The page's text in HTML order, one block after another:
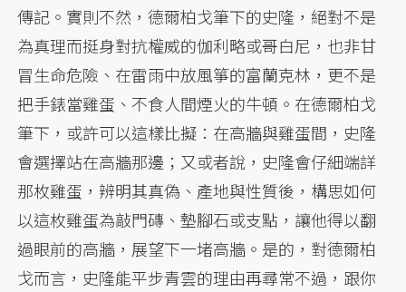
傳記。實則不然，德爾柏戈筆下的史隆，絕對不是
為真理而挺身對抗權威的伽利略或哥白尼，也非甘
冒生命危險、在雷雨中放風箏的富蘭克林，更不是
把手錶當雞蛋、不食人間煙火的牛頓。在德爾柏戈
筆下，或許可以這樣比擬：在高牆與雞蛋間，史隆
會選擇站在高牆那邊；又或者說，史隆會仔細端詳
那枚雞蛋，辨明其真偽、產地與性質後，構思如何
以這枚雞蛋為敲門磚、墊腳石或支點，讓他得以翻
過眼前的高牆，展望下一堵高牆。是的，對德爾柏
戈而言，史隆能平步青雲的理由再尋常不過，跟你